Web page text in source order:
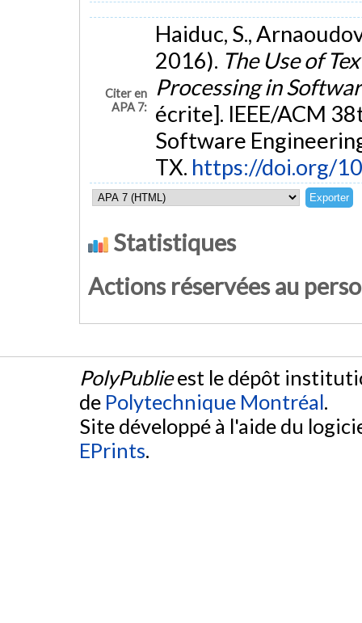
Citer en
APA 7:
Haiduc, S.,
2016). The Use of
Processing in
écrite]. IEEE/ACM
Software
TX. https://doi.org/
Statistiques
Actions réservées au
PolyPublieest le dépôt
de Polytechnique Montréal.
Site développé à l'aide du
EPrints.